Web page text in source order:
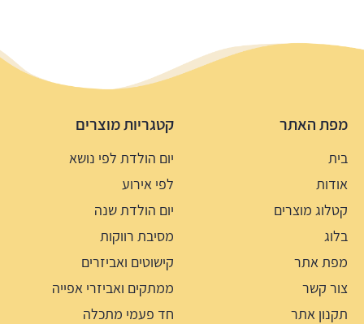
מפת האתר
בית
אודות
קטלוג מוצרים
בלוג
מפת אתר
צור קשר
תקנון אתר
קטגריות מוצרים
יום הולדת לפי נושא
לפי אירוע
יום הולדת שנה
מסיבת רווקות
קישוטים ואביזרים
ממתקים ואביזרי אפייה
חד פעמי מתכלה